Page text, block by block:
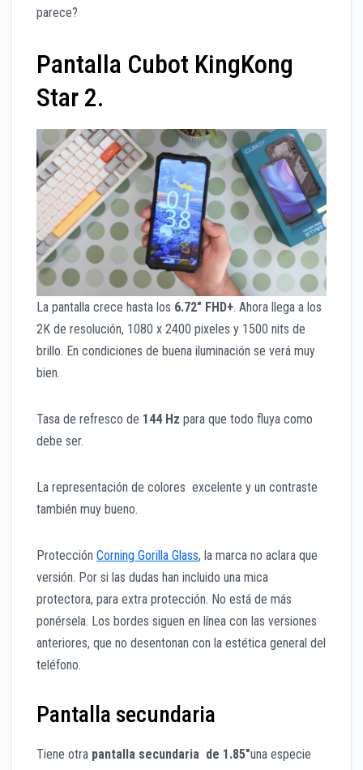
parece?
Pantalla Cubot KingKong
Star 2.
La pantalla crece hasta los 6.72″ FHD+. Ahora llega a los
2K de resolución, 1080 x 2400 pixeles y 1500 nits de
brillo. En condiciones de buena iluminación se verá muy
bien.
Tasa de refresco de 144 Hz para que todo fluya como
debe ser.
La representación de colores excelente y un contraste
también muy bueno.
Protección Corning Gorilla Glass, la marca no aclara que
versión. Por si las dudas han incluido una mica
protectora, para extra protección. No está de más
ponérsela. Los bordes siguen en línea con las versiones
anteriores, que no desentonan con la estética general del
teléfono.
Pantalla secundaria
Tiene otra pantalla secundaria de 1.85″una especie